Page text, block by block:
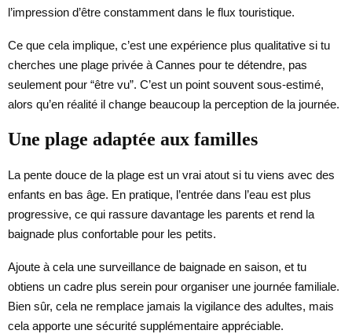
l’impression d’être constamment dans le flux touristique.
Ce que cela implique, c’est une expérience plus qualitative si tu
cherches une plage privée à Cannes pour te détendre, pas
seulement pour “être vu”. C’est un point souvent sous-estimé,
alors qu’en réalité il change beaucoup la perception de la journée.
Une plage adaptée aux familles
La pente douce de la plage est un vrai atout si tu viens avec des
enfants en bas âge. En pratique, l’entrée dans l’eau est plus
progressive, ce qui rassure davantage les parents et rend la
baignade plus confortable pour les petits.
Ajoute à cela une surveillance de baignade en saison, et tu
obtiens un cadre plus serein pour organiser une journée familiale.
Bien sûr, cela ne remplace jamais la vigilance des adultes, mais
cela apporte une sécurité supplémentaire appréciable.